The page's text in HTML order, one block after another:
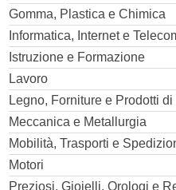
Gomma, Plastica e Chimica
Informatica, Internet e
Istruzione e Formazione
Lavoro
Legno, Forniture e Prodotti
Meccanica e Metallurgia
Mobilità, Trasporti e
Motori
Preziosi, Gioielli, Orologi e